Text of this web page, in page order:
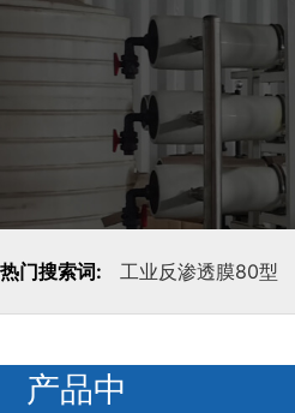
热门搜索词: 工业反渗透膜80型
产品中